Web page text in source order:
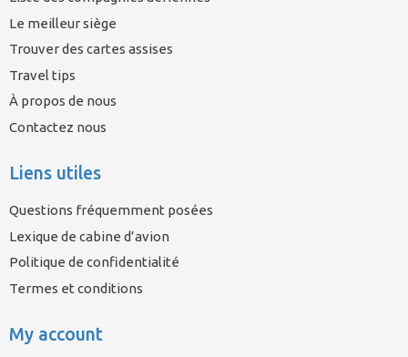
Le meilleur siège
Trouver des cartes assises
Travel tips
À propos de nous
Contactez nous
Liens utiles
Questions fréquemment posées
Lexique de cabine d’avion
Politique de confidentialité
Termes et conditions
My account